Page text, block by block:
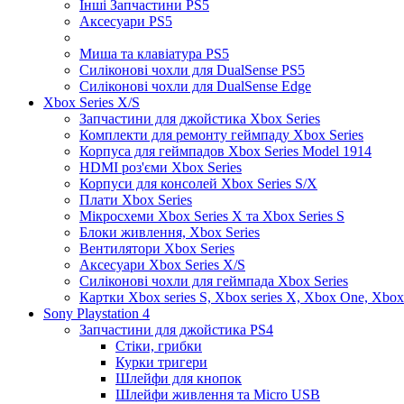
Інші Запчастини PS5
Аксесуари PS5
Миша та клавіатура PS5
Силіконові чохли для DualSense PS5
Силіконові чохли для DualSense Edge
Xbox Series X/S
Запчастини для джойстика Xbox Series
Комплекти для ремонту геймпаду Xbox Series
Корпуса для геймпадов Xbox Series Model 1914
HDMI роз'єми Xbox Series
Корпуси для консолей Xbox Series S/X
Плати Xbox Series
Мікросхеми Xbox Series X та Xbox Series S
Блоки живлення, Xbox Series
Вентилятори Xbox Series
Аксесуари Xbox Series X/S
Силіконові чохли для геймпада Xbox Series
Картки Xbox series S, Xbox series X, Xbox One,
Sony Playstation 4
Запчастини для джойстика PS4
Стіки, грибки
Курки тригери
Шлейфи для кнопок
Шлейфи живлення та Micro USB